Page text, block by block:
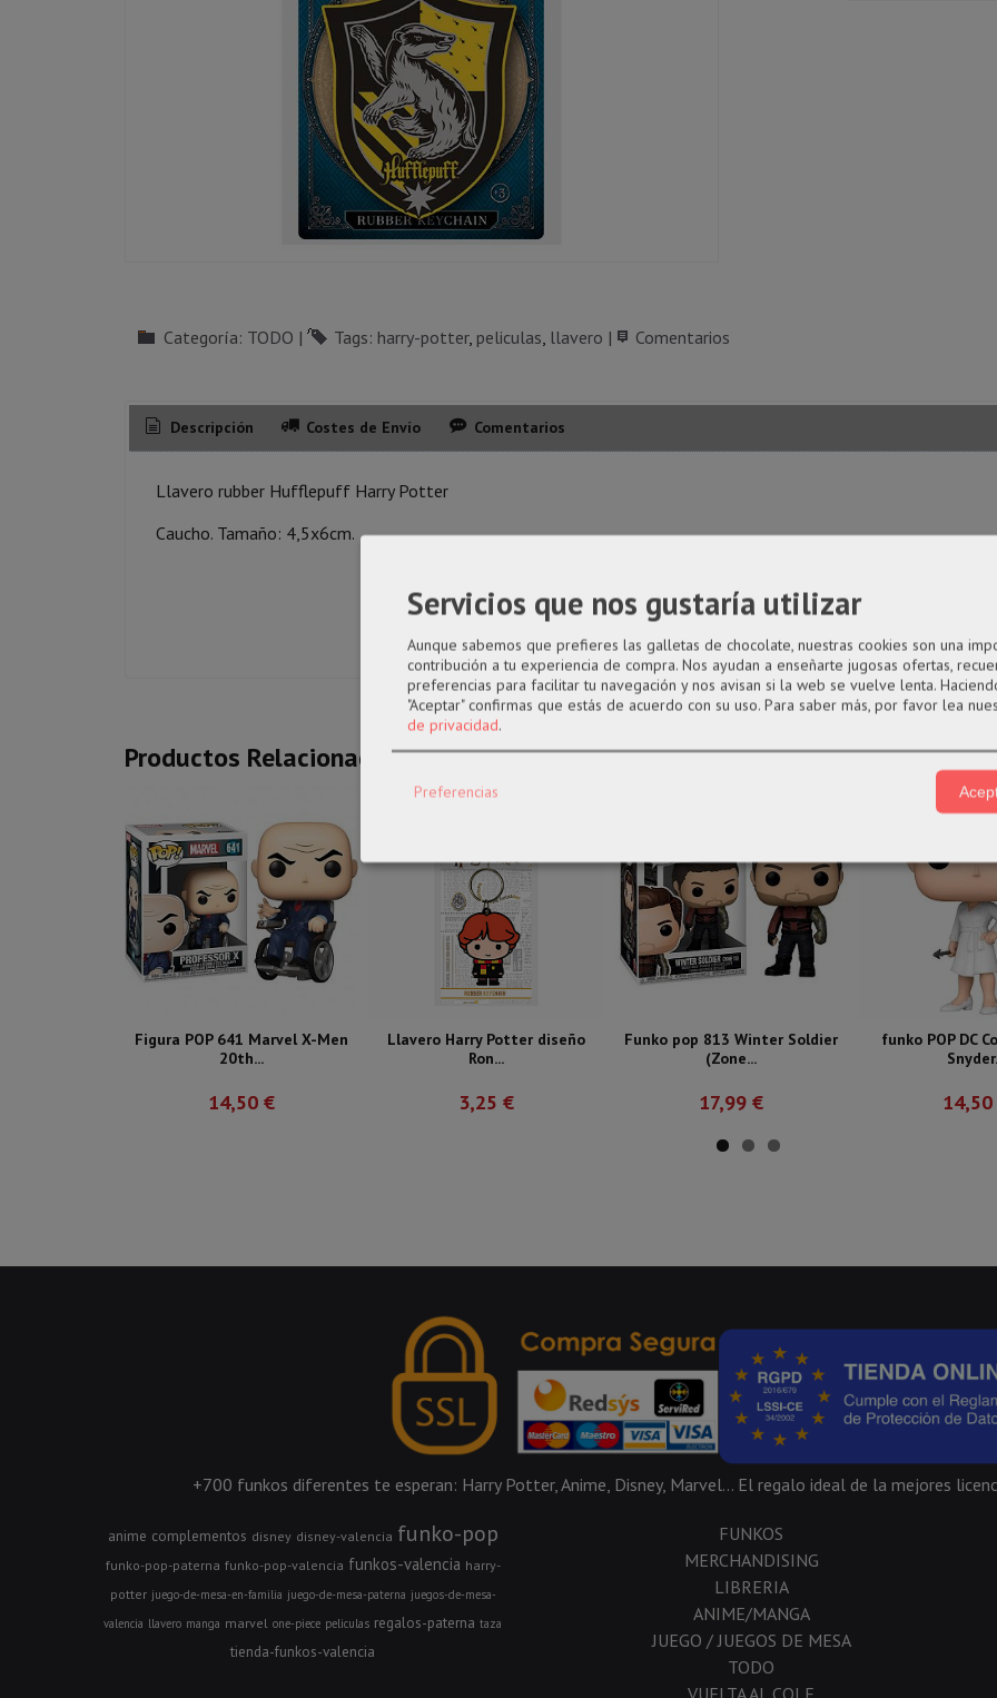
Categoría: TODO | Tags: harry-potter peliculas llavero | Comentarios
Descripción Costes de Envío Comentarios
Llavero rubber Hufflepuff Harry Potter
Caucho. Tamaño: 4,5x6cm.
Productos Relacionados
Figura POP 641 Marvel X-Men
20th...
14,50 €
Llavero Harry Potter diseño
Ron...
3,25 €
Funko pop 813 Winter Soldier
(Zone...
17,99 €
funko POP DC
+700 funkos diferentes te esperan: Harry Potter, Anime, Disney, Marvel... El regalo ideal de la mejores
anime complementos disney disney-valencia funko-pop
funko-pop-paterna funko-pop-valencia funkos-valencia harry-
potter juego-de-mesa-en-familia juego-de-mesa-paterna juegos-de-mesa-
valencia llavero manga marvel one-piece peliculas regalos-paterna taza
tienda-funkos-valencia
FUNKOS
MERCHANDISING
LIBRERIA
ANIME/MANGA
JUEGO / JUEGOS DE MESA
TODO
VUELTA AL COLE
Servicios que nos gustaría utilizar
Aunque sabemos que prefieres las galletas de chocolate, nuestras cookies son una
contribución a tu experiencia de compra. Nos ayudan a enseñarte jugosas ofertas,
preferencias para facilitar tu navegación y nos avisan si la web se vuelve lenta.
"Aceptar" confirmas que estás de acuerdo con su uso. Para saber más, por favor lea
de privacidad.
Preferencias